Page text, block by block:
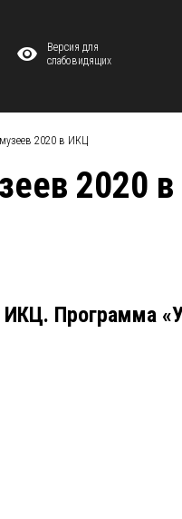
Версия для
слабовидящих
2020 в ИКЦ
2020
ИКЦ. Программа